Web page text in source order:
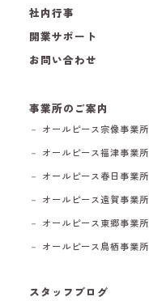
社内行事
開業サポート
お問い合わせ
事業所のご案内
－ オールピース宗像事業所
－ オールピース福津事業所
－ オールピース春日事業所
－ オールピース遠賀事業所
－ オールピース東郷事業所
－ オールピース鳥栖事業所
スタッフブログ